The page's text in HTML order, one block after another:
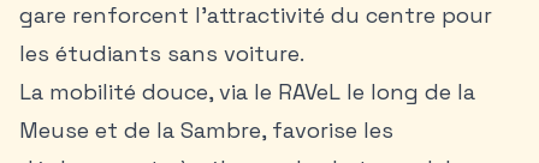
gare renforcent l’attractivité du centre pour
les étudiants sans voiture.
La mobilité douce, via le RAVeL le long de la
Meuse et de la Sambre, favorise les